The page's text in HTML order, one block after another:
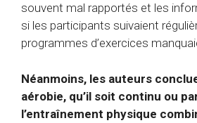
souvent mal rapportés et les
si les participants suivaient
programmes d’exercices
Néanmoins, les auteurs
aérobie, qu’il soit continu ou
l’entraînement physique